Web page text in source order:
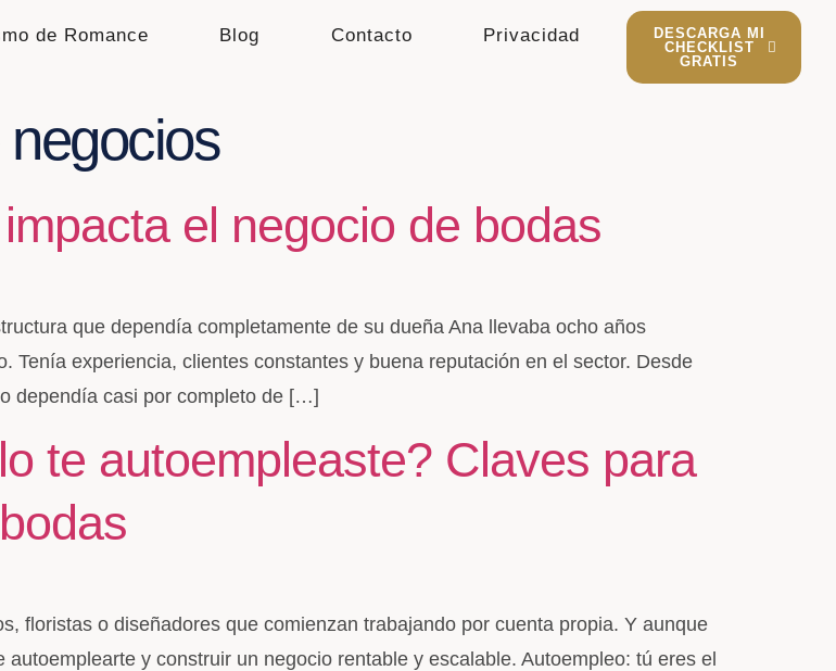
de Romance Blog Contacto Privacidad
DESCARGA MI
CHECKLIST
GRATIS
el negocio de bodas
que dependía completamente de su dueña Ana llevaba ocho años
Tenía experiencia, clientes constantes y buena reputación en el sector. Desde
dependía casi por completo de […]
te autoempleaste? Claves para
floristas o diseñadores que comienzan trabajando por cuenta propia. Y aunque
y construir un negocio rentable y escalable. Autoempleo: tú eres el